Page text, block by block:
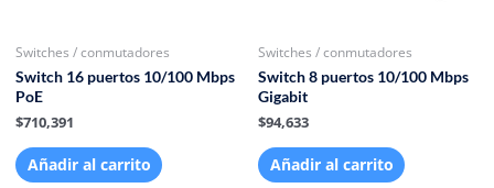
Switches / conmutadores
Switch 16 puertos 10/100 Mbps
PoE
$710,391
Añadir al carrito
Switches / conmutadores
Switch 8 puertos 10/100 Mbps
Gigabit
$94,633
Añadir al carrito